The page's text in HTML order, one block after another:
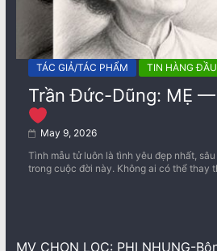
TÁC GIẢ/TÁC PHẨM TIN HÀNG ĐẦU
Trần Đức-Dũng: MẸ
May 9, 2026
Tình mẫu tử luôn là tình yêu đẹp nhất,
trong cuộc đời này. Không ai có thể thay
MV CHỌN LỌC: PHI NHUNG-